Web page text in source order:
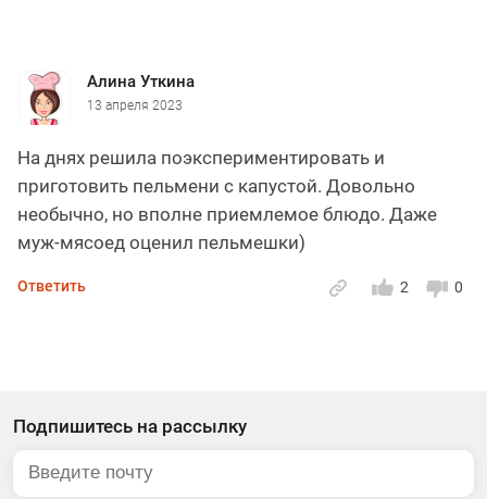
Алина Уткина
13 апреля 2023
На днях решила поэкспериментировать и
приготовить пельмени с капустой. Довольно
необычно, но вполне приемлемое блюдо. Даже
муж-мясоед оценил пельмешки)
0
2
Ответить
Подпишитесь на рассылку